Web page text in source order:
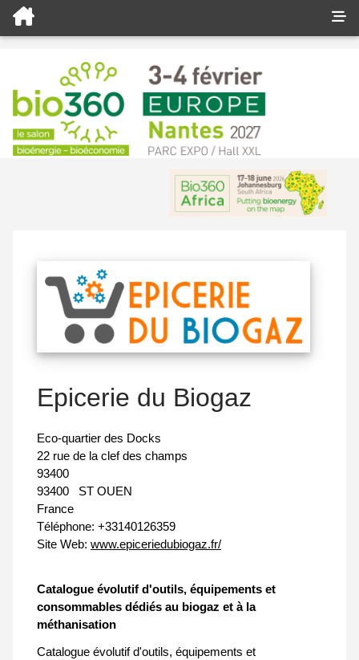
Epicerie du Biogaz
Eco-quartier des Docks
22 rue de la clef des champs
93400
93400
ST OUEN
France
Téléphone: +33140126359
Site Web: www.epiceriedubiogaz.fr/
Catalogue évolutif d'outils, équipements et
consommables dédiés au biogaz et à la
méthanisation
Catalogue évolutif d'outils, équipements et